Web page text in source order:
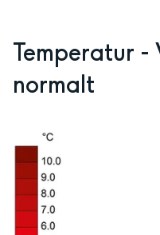
Temperatur -
normalt